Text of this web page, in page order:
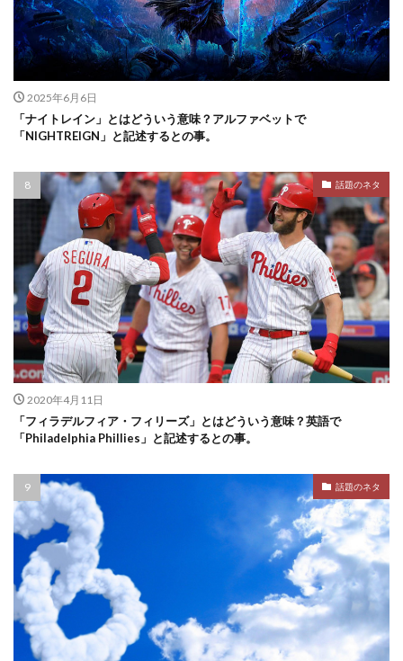
2025年6月6日
「ナイトレイン」とはどういう意味？アルファベットで
「NIGHTREIGN」と記述するとの事。
話題のネタ
2020年4月11日
「フィラデルフィア・フィリーズ」とはどういう意味？英語で
「Philadelphia Phillies」と記述するとの事。
話題のネタ